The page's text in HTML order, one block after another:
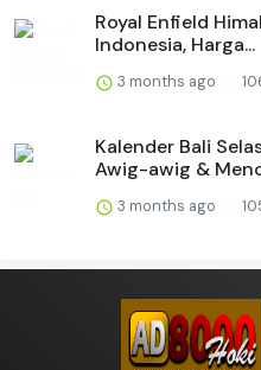
Royal Enfield
Indonesia, Harga...
3 months ago
Kalender Bali
Awig-awig &
3 months ago